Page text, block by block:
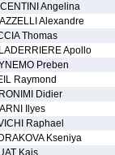
Angelina
Alexandre
Thomas
Apollo
Preben
Raymond
Didier
Ilyes
Raphael
Kseniya
Kais